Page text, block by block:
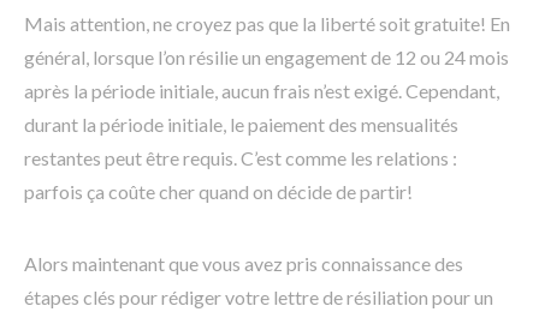
Mais attention, ne croyez pas que la liberté soit gratuite! En
général, lorsque l’on résilie un engagement de 12 ou 24 mois
après la période initiale, aucun frais n’est exigé. Cependant,
durant la période initiale, le paiement des mensualités
restantes peut être requis. C’est comme les relations :
parfois ça coûte cher quand on décide de partir!
Alors maintenant que vous avez pris connaissance des
étapes clés pour rédiger votre lettre de résiliation pour un